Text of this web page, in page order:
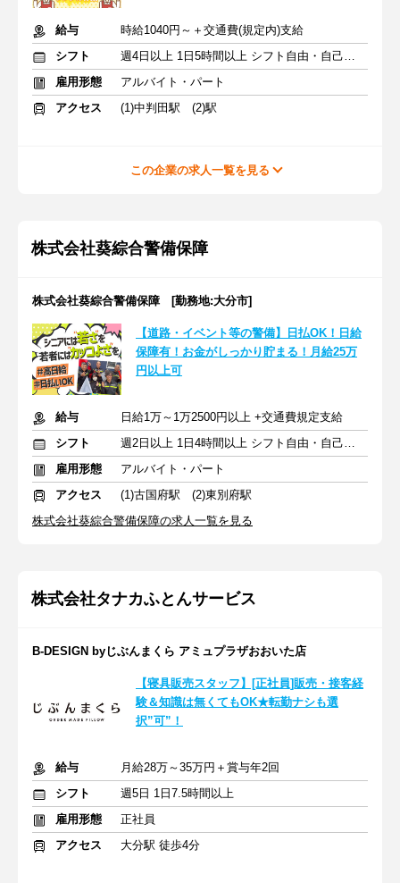
給与
時給1040円～＋交通費(規定内)支給
シフト
週4日以上 1日5時間以上 シフト自由・自己申告
雇用形態
アルバイト・パート
アクセス
(1)中判田駅 (2)駅
この企業の求人一覧を見る
株式会社葵綜合警備保障
株式会社葵綜合警備保障 [勤務地:大分市]
【道路・イベント等の警備】日払OK！日給
保障有！お金がしっかり貯まる！月給25万
円以上可
給与
日給1万～1万2500円以上 +交通費規定支給
シフト
週2日以上 1日4時間以上 シフト自由・自己申告
雇用形態
アルバイト・パート
アクセス
(1)古国府駅 (2)東別府駅
株式会社葵綜合警備保障の求人一覧を見る
株式会社タナカふとんサービス
B-DESIGN byじぶんまくら アミュプラザおおいた店
【寝具販売スタッフ】[正社員]販売・接客経
験＆知識は無くてもOK★転勤ナシも選
択”可”！
給与
月給28万～35万円＋賞与年2回
シフト
週5日 1日7.5時間以上
雇用形態
正社員
アクセス
大分駅 徒歩4分